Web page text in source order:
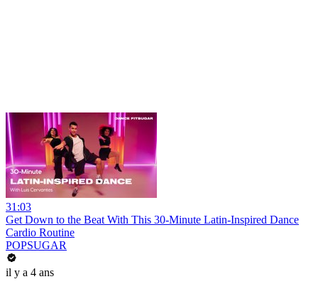
31:03
Get Down to the Beat With This 30-Minute Latin-Inspired Dance
Cardio Routine
POPSUGAR
il y a 4 ans